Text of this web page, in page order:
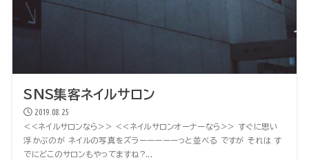
SNS集客ネイルサロン
2019.08.25
<<ネイルサロンなら>> <<ネイルサロンオーナーなら>> すぐに思い
浮かぶのが ネイルの写真をズラーーーーーっと並べる ですが それは す
でにどこのサロンもやってますね?...